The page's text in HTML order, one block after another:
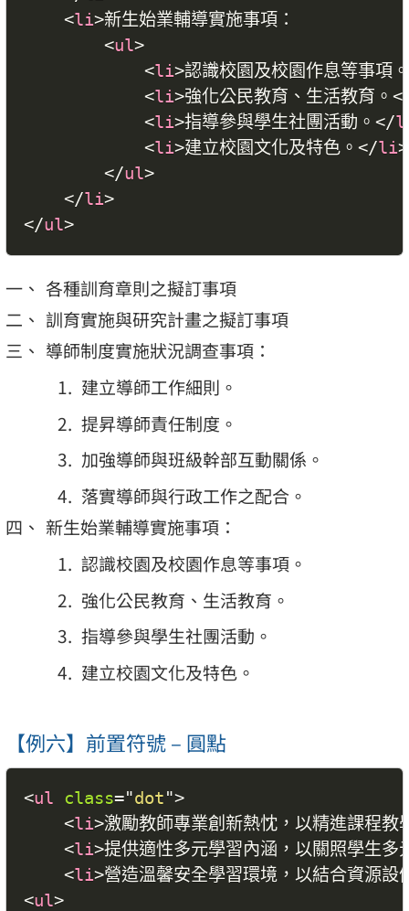
<li>新生始業輔導實施事項：
<ul>
<li>認識校園及校園作息等事項
<li>強化公民教育、生活教育。
<li>指導參與學生社團活動。</
<li>建立校園文化及特色。</li>
</ul>
</li>
</ul>
各種訓育章則之擬訂事項
訓育實施與研究計畫之擬訂事項
導師制度實施狀況調查事項：
建立導師工作細則。
提昇導師責任制度。
加強導師與班級幹部互動關係。
落實導師與行政工作之配合。
新生始業輔導實施事項：
認識校園及校園作息等事項。
強化公民教育、生活教育。
指導參與學生社團活動。
建立校園文化及特色。
【例六】前置符號 – 圓點
<ul class="dot">
<li>激勵教師專業創新熱忱，以精進課程教
<li>提供適性多元學習內涵，以關照學生多
<li>營造溫馨安全學習環境，以結合資源設
<ul>